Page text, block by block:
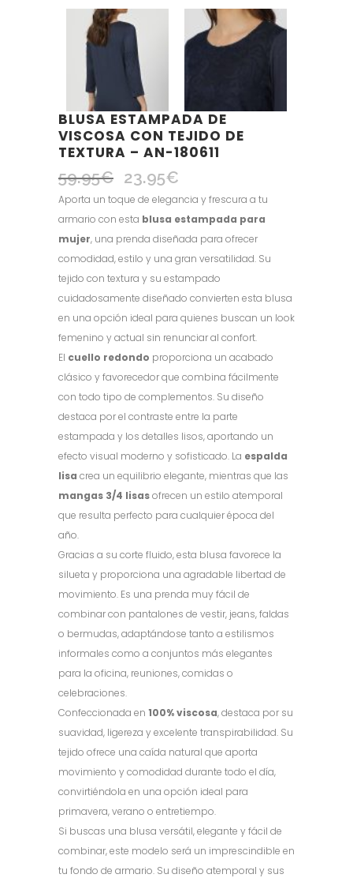
BLUSA ESTAMPADA DE
VISCOSA CON TEJIDO DE
TEXTURA – AN-180611
59.95€
El
precio
original
era:
59.95€.
23.95€
precio
actual
es:
23.95€.
Aporta un toque de elegancia y frescura a tu
armario con esta blusa estampada para
mujer, una prenda diseñada para ofrecer
comodidad, estilo y una gran versatilidad. Su
tejido con textura y su estampado
cuidadosamente diseñado convierten esta blusa
en una opción ideal para quienes buscan un look
femenino y actual sin renunciar al confort.
El cuello redondo proporciona un acabado
clásico y favorecedor que combina fácilmente
con todo tipo de complementos. Su diseño
destaca por el contraste entre la parte
estampada y los detalles lisos, aportando un
efecto visual moderno y sofisticado. La espalda
lisa crea un equilibrio elegante, mientras que las
mangas 3/4 lisasofrecen un estilo atemporal
que resulta perfecto para cualquier época del
año.
Gracias a su corte fluido, esta blusa favorece la
silueta y proporciona una agradable libertad de
movimiento. Es una prenda muy fácil de
combinar con pantalones de vestir, jeans, faldas
o bermudas, adaptándose tanto a estilismos
informales como a conjuntos más elegantes
para la oficina, reuniones, comidas o
celebraciones.
Confeccionada en 100% viscosa, destaca por su
suavidad, ligereza y excelente transpirabilidad. Su
tejido ofrece una caída natural que aporta
movimiento y comodidad durante todo el día,
convirtiéndola en una opción ideal para
primavera, verano o entretiempo.
Si buscas una blusa versátil, elegante y fácil de
combinar, este modelo será un imprescindible en
tu fondo de armario. Su diseño atemporal y sus